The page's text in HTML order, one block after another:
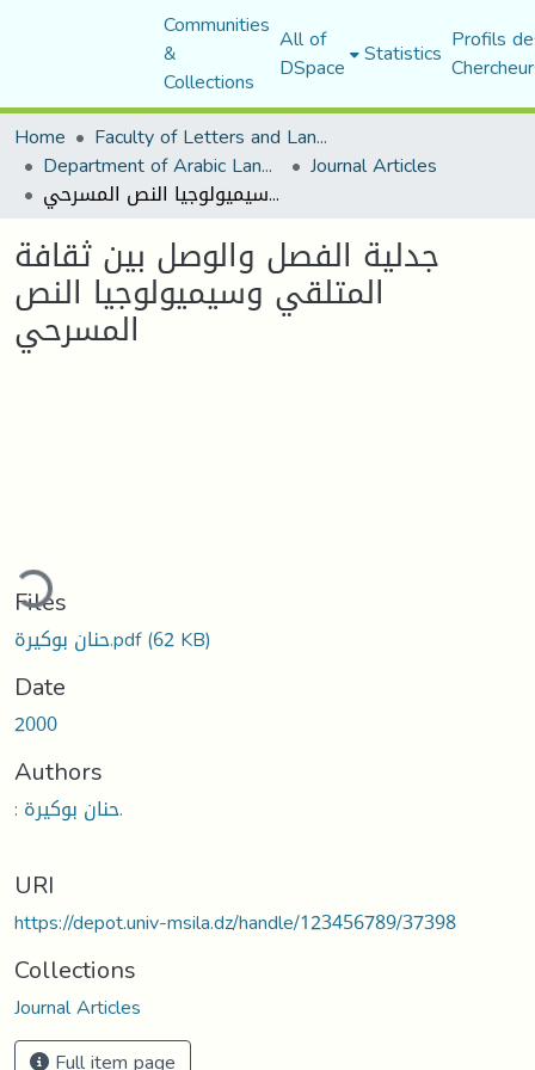
Communities
&
Collections
All of
DSpace Statistics Profils
Home
Faculty of Letters and Languages
Department of Arabic Language and Literature Journal Articles
جدلية الفصل والوصل بين ثقافة المتلقي وسيميولوجيا النص المسرحي
جدلية الفصل والوصل بين ثقافة
المتلقي وسيميولوجيا النص
المسرحي
Files
حنان بوكيرة.pdf(62 KB)
Date
2000
Authors
: حنان بوكيرة.
URI
https://depot.univ-msila.dz/handle/123456789/37398
Collections
Journal Articles
Full item page